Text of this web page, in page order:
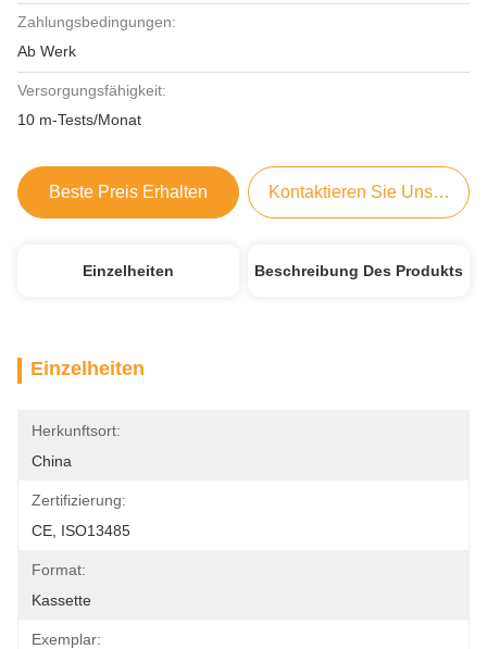
Zahlungsbedingungen:
Ab Werk
Versorgungsfähigkeit:
10 m-Tests/Monat
Beste Preis Erhalten Kontaktieren Sie Uns Jetzt
Einzelheiten Beschreibung Des Produkts
Einzelheiten
Herkunftsort:
China
Zertifizierung:
CE, ISO13485
Format:
Kassette
Exemplar: